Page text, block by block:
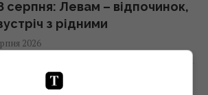
серпня: Левам – відпочинок,
з рідними
2026
С-300 перетворює їх на